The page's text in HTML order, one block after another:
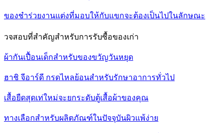
ของชำร่วยงานแต่งที่มอบให้กับแขกจะต้องเป็นไปในลักษณะ
วจสอบที่สำคัญสำหรับการรับซื้อของเก่า
ผ้ากันเปื้อนเด็กสำหรับของขวัญวันหยุด
ฮาชิ จีอาร์ดี กรดไหลย้อนสำหรับรักษาอาการทั่วไป
เสื้อยืดสุดเท่ใหม่จะยกระดับตู้เสื้อผ้าของคุณ
ทางเลือกสำหรับผลิตภัณฑ์ในปัจจุบันผิวแพ้ง่าย